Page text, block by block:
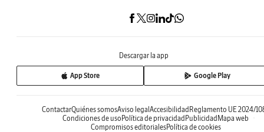
Descargar la app
App Store Google Play
ContactarQuiénes somosAviso legalAccesibilidadReglamento UE 2024/
Condiciones de usoPolítica de privacidadPublicidadMapa web
Compromisos editorialesPolítica de cookies